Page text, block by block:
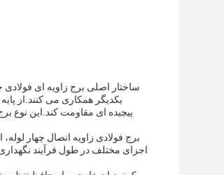
ساختار اصلی برج زاویه ای فولادی
یکدیگر همکاری می کنند.از
پیچیده ای مقاومت کند.این نوع
برج فولادی زاویه اتصال چهار
اجزای مختلف در طول فرآیند